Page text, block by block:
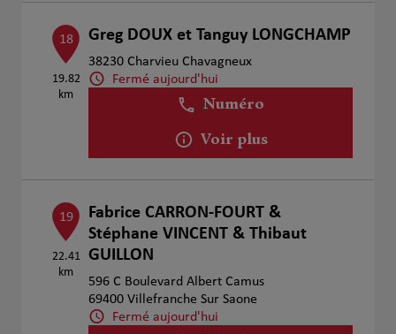
18
19.82
km
Greg DOUX et Tanguy LONGCHAMP
38230 Charvieu Chavagneux
Fermé aujourd'hui
Numéro
Voir plus
19
22.41
km
Fabrice CARRON-FOURT &
Stéphane VINCENT & Thibaut
GUILLON
596 C Boulevard Albert Camus
69400 Villefranche Sur Saone
Fermé aujourd'hui